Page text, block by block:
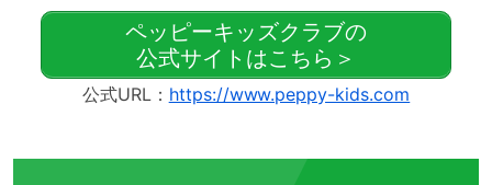
ペッピーキッズクラブの
公式サイトはこちら＞
公式URL： https://www.peppy-kids.com